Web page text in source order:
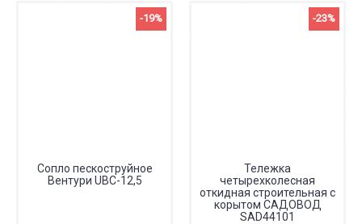
-19%
Сопло пескоструйное
Вентури UBC-12,5
-23%
Тележка
четырехколесная
откидная строительная с
корытом САДОВОД
SAD44101